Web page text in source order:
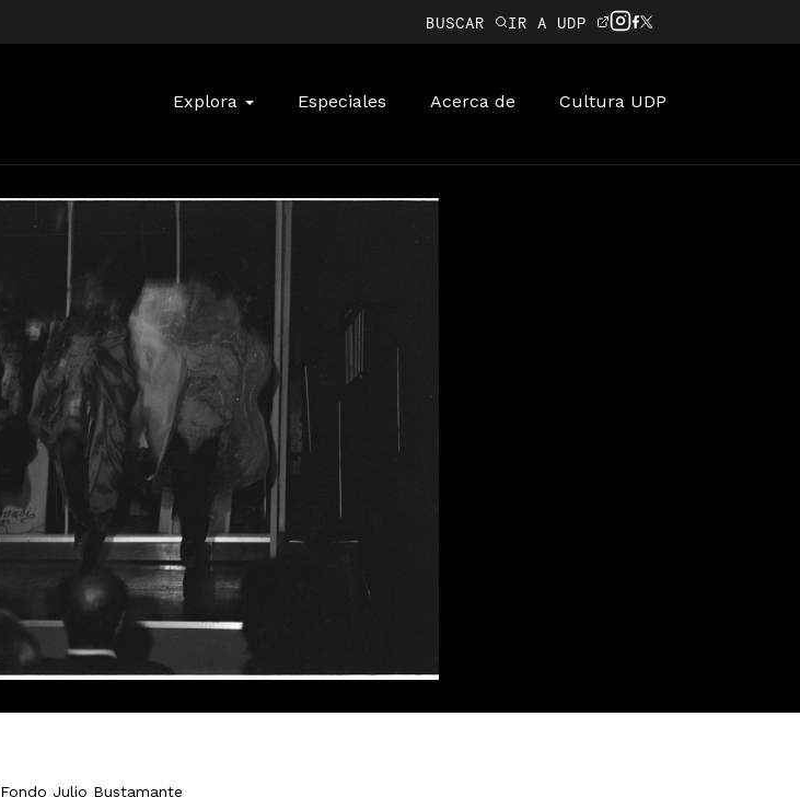
BUSCAR IR A UDP
Explora Especiales Acerca de Cultura UDP
Fondo Julio Bustamante